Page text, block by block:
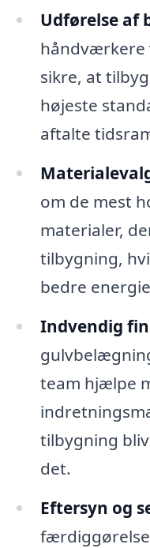
Udførelse af
håndværkere
sikre, at
højeste
aftalte
om de mest
materialer,
tilbygning,
bedre
Indvendig
team hjælpe
tilbygning
det.
Eftersyn og